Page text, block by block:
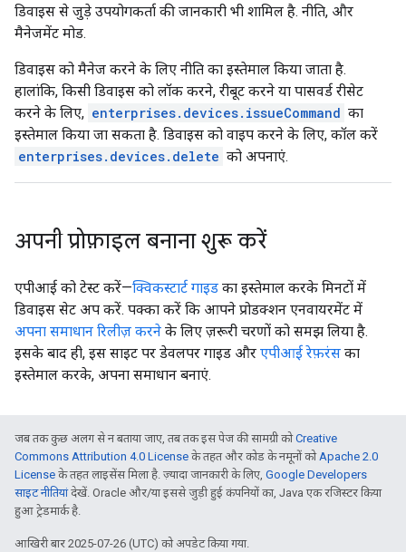
डिवाइस से जुड़े उपयोगकर्ता की जानकारी भी शामिल है. नीति, और
मैनेजमेंट मोड.
डिवाइस को मैनेज करने के लिए नीति का इस्तेमाल किया जाता है.
हालांकि, किसी डिवाइस को लॉक करने, रीबूट करने या पासवर्ड रीसेट
करने के लिए, enterprises.devices.issueCommand का
इस्तेमाल किया जा सकता है. डिवाइस को वाइप करने के लिए, कॉल करें
enterprises.devices.delete को अपनाएं.
अपनी प्रोफ़ाइल बनाना शुरू करें
एपीआई को टेस्ट करें—क्विकस्टार्ट गाइड का इस्तेमाल करके मिनटों में
डिवाइस सेट अप करें. पक्का करें कि आपने प्रोडक्शन एनवायरमेंट में
अपना समाधान रिलीज़ करने के लिए ज़रूरी चरणों को समझ लिया है.
इसके बाद ही, इस साइट पर डेवलपर गाइड और एपीआई रेफ़रंस का
इस्तेमाल करके, अपना समाधान बनाएं.
जब तक कुछ अलग से न बताया जाए, तब तक इस पेज की सामग्री कोCreative
Commons Attribution 4.0 License के तहत और कोड के नमूनों कोApache 2.0
License के तहत लाइसेंस मिला है. ज़्यादा जानकारी के लिए, Google Developers
साइट नीतियांदेखें. Oracle और/या इससे जुड़ी हुई कंपनियों का, Java एक रजिस्टर किया
हुआ ट्रेडमार्क है.
आखिरी बार 2025-07-26 (UTC) को अपडेट किया गया.